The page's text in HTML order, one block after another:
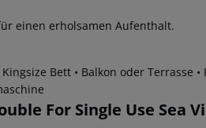
einen erholsamen Aufenthalt.
Bett • Balkon oder Terrasse •
For Single Use Sea